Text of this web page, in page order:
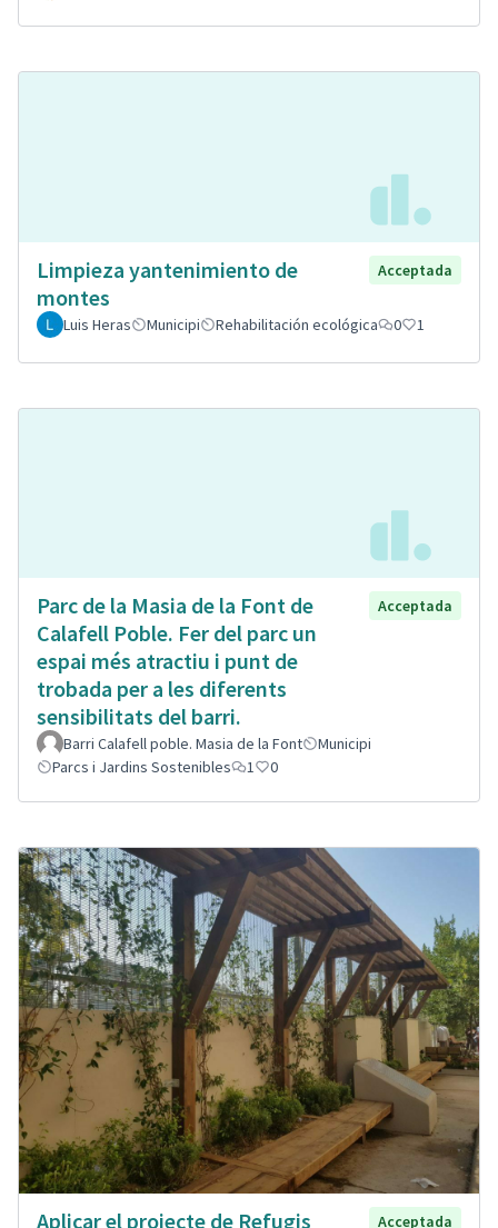
Limpieza yantenimiento de
montes
Acceptada
Luis Heras Municipi Rehabilitación ecológica 0 1
Parc de la Masia de la Font de
Calafell Poble. Fer del parc un
espai més atractiu i punt de
trobada per a les diferents
sensibilitats del barri.
Acceptada
Barri Calafell poble. Masia de la Font
Municipi
Parcs i Jardins Sostenibles
1 0
Aplicar el projecte de Refugis Acceptada